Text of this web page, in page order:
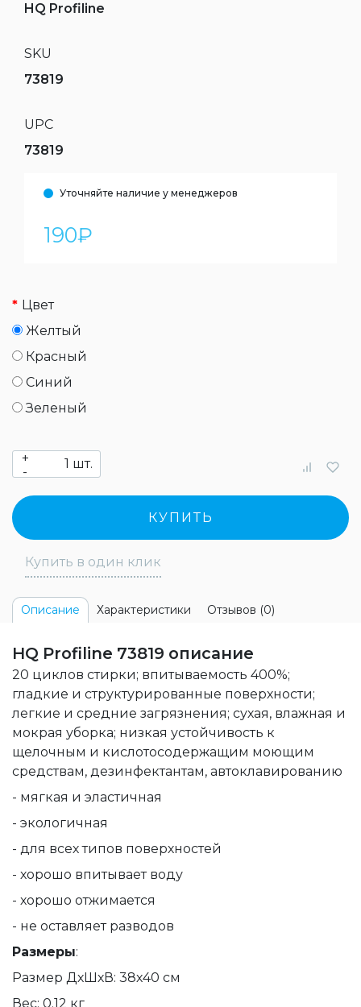
HQ Profiline
SKU
73819
UPC
73819
Уточняйте наличие у менеджеров
190₽
Цвет
Желтый
Красный
Синий
Зеленый
+
-
шт.
КУПИТЬ
Купить в один клик
Описание Характеристики Отзывов (0)
HQ Profiline 73819 описание
20 циклов стирки; впитываемость 400%;
гладкие и структурированные поверхности;
легкие и средние загрязнения; сухая, влажная и
мокрая уборка; низкая устойчивость к
щелочным и кислотосодержащим моющим
средствам, дезинфектантам, автоклавированию
- мягкая и эластичная
- экологичная
- для всех типов поверхностей
- хорошо впитывает воду
- хорошо отжимается
- не оставляет разводов
Размеры:
Размер ДхШхВ: 38х40 см
Вес: 0.12 кг